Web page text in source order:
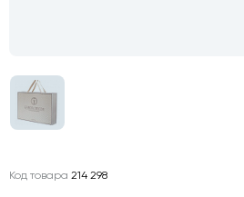
Код товара 214 298